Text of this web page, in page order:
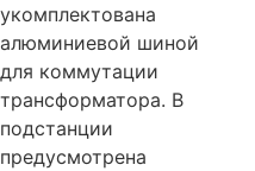
укомплектована
алюминиевой шиной
для коммутации
трансформатора. В
подстанции
предусмотрена